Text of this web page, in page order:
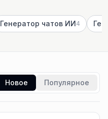
Генератор чатов ИИ4
Новое Популярное